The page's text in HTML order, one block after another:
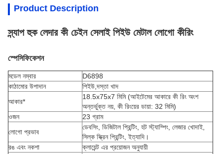
Product Description
স্ন্যাপ হুক লেদার কী চেইন সেলাই পিইউ মেটাল লোগো কীরিং
স্পেসিফিকেশন
মডেল নম্বার
D6898
কাঠামোর উপাদান
পিইউ,দস্তা খাদ
আকার*
18.5x75x7 মিমি (আইটেমের আকারে কী রিং অংশ
অন্তর্ভুক্ত নয়, কী রিংয়ের ডায়া: 32 মিমি)
ওজন
23 গ্রাম
লোগো প্রভাব
ডেবসিং, ডিজিটাল প্রিন্টিং, হট স্ট্যাম্পিং, লেজার খোদাই,
সিল্ক স্ক্রিন প্রিন্টিং, ইত্যাদি।
রঙ এবং নকশা
ক্লায়েন্ট এর প্রয়োজন অনুযায়ী